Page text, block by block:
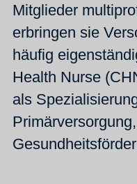
Mitglieder
erbringen sie
häufig
Health Nurse
als